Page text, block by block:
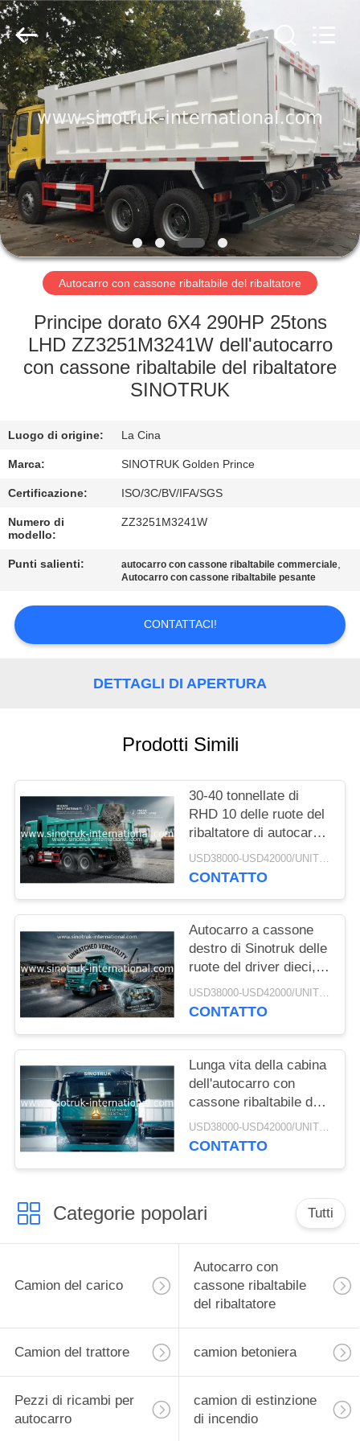
CASA.
PRODOTTI
SU
DI
NOI
VISITA
ALLA
FABBRICA
CONTROLLO
QUALITÀ
CONTATTACI
CHIEDI
UN
PREVENTIVO
MAPPA
SULLA
PRIVACY
SINOTRUK
INTERNATIONAL
CO.,
LTD..
All
Rights
Reserved.
Autocarro con cassone ribaltabile del ribaltatore
Principe dorato 6X4 290HP 25tons
LHD ZZ3251M3241W dell'autocarro
con cassone ribaltabile del ribaltatore
SINOTRUK
Luogo di origine: La Cina
Marca: SINOTRUK Golden Prince
Certificazione: ISO/3C/BV/IFA/SGS
Numero di
modello:
ZZ3251M3241W
Punti salienti: autocarro con cassone ribaltabile commerciale,
Autocarro con cassone ribaltabile pesante
CONTATTACI!
DETTAGLI DI APERTURA
Prodotti Simili
30-40 tonnellate di
RHD 10 delle ruote del
ribaltatore di autocarro
con cassone ribaltabile
SINOTRUK HOWO A7
USD38000-USD42000/UNIT)negotiation MOQ:1 UNITÀ
CONTATTO
Autocarro a cassone
destro di Sinotruk delle
ruote del driver dieci,
autocarro con cassone
ribaltabile resistente
USD38000-USD42000/UNIT)negotiation MOQ:1 UNITÀ
CONTATTO
Lunga vita della cabina
dell'autocarro con
cassone ribaltabile del
ribaltatore di estrazione
mineraria di RHD
USD38000-USD42000/UNIT)negotiation MOQ:1 UNITÀ
CONTATTO
Categorie popolari Tutti
Camion del carico
Autocarro con
cassone ribaltabile
del ribaltatore
Camion del trattore camion betoniera
Pezzi di ricambi per
autocarro
camion di estinzione
di incendio